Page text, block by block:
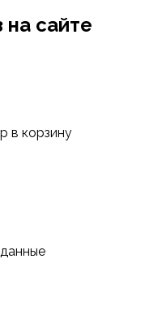
на сайте
в корзину